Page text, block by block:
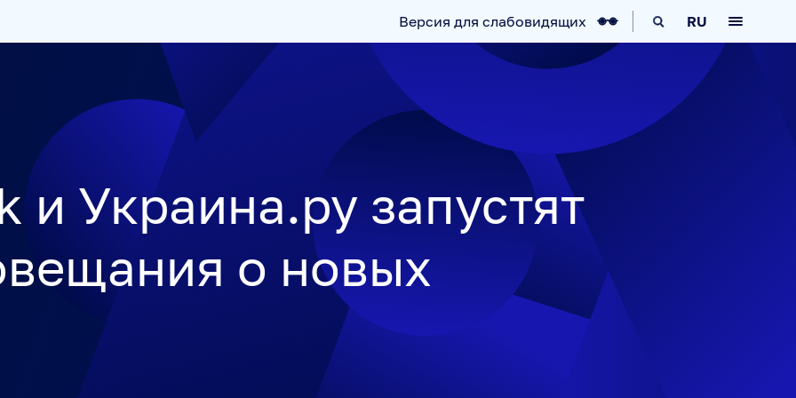
РУКОВОДСТВО СТАЖИРОВКА IT-ВОЗМОЖНОСТИ
НОВОСТИ
BALTNEWS СОЦИАЛЬНЫЙ НАВИГАТОР
Версия для слабовидящих RU
и Украина.ру запустят
о новых